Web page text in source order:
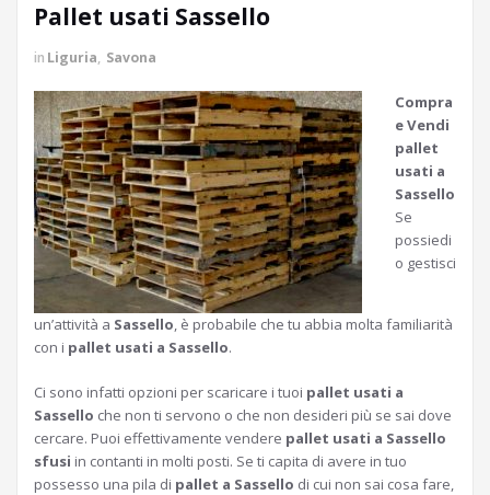
Pallet usati Sassello
in Liguria, Savona
Compra
e Vendi
pallet
usati a
Sassello
Se
possiedi
o gestisci
un’attività a Sassello, è probabile che tu abbia molta familiarità
con i pallet usati a Sassello.
Ci sono infatti opzioni per scaricare i tuoi pallet usati a
Sassello che non ti servono o che non desideri più se sai dove
cercare. Puoi effettivamente vendere pallet usati a Sassello
sfusi in contanti in molti posti. Se ti capita di avere in tuo
possesso una pila di pallet a Sassello di cui non sai cosa fare,